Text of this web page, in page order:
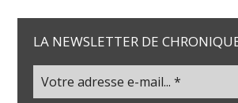
LA NEWSLETTER DE